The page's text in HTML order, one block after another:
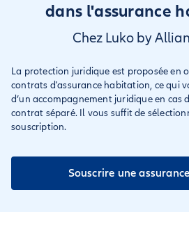
dans l'assurance
Chez Luko by
La protection juridique est proposée en
contrats d'assurance habitation, ce qui
d’un accompagnement juridique en cas
contrat séparé. Il vous suffit de
souscription.
Souscrire une